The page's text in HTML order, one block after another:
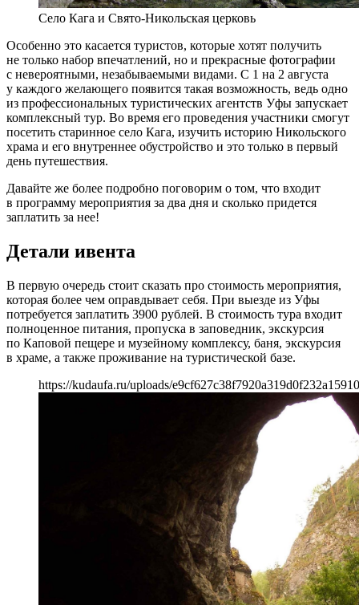
Село Кага и Свято-Никольская церковь
Особенно это касается туристов, которые хотят получить
не только набор впечатлений, но и прекрасные фотографии
с невероятными, незабываемыми видами. С 1 на 2 августа
у каждого желающего появится такая возможность, ведь одно
из профессиональных туристических агентств Уфы запускает
комплексный тур. Во время его проведения участники смогут
посетить старинное село Кага, изучить историю Никольского
храма и его внутреннее обустройство и это только в первый
день путешествия.
Давайте же более подробно поговорим о том, что входит
в программу мероприятия за два дня и сколько придется
заплатить за нее!
Детали ивента
В первую очередь стоит сказать про стоимость мероприятия,
которая более чем оправдывает себя. При выезде из Уфы
потребуется заплатить 3900 рублей. В стоимость тура входит
полноценное питания, пропуска в заповедник, экскурсия
по Каповой пещере и музейному комплексу, баня, экскурсия
в храме, а также проживание на туристической базе.
https://kudaufa.ru/uploads/